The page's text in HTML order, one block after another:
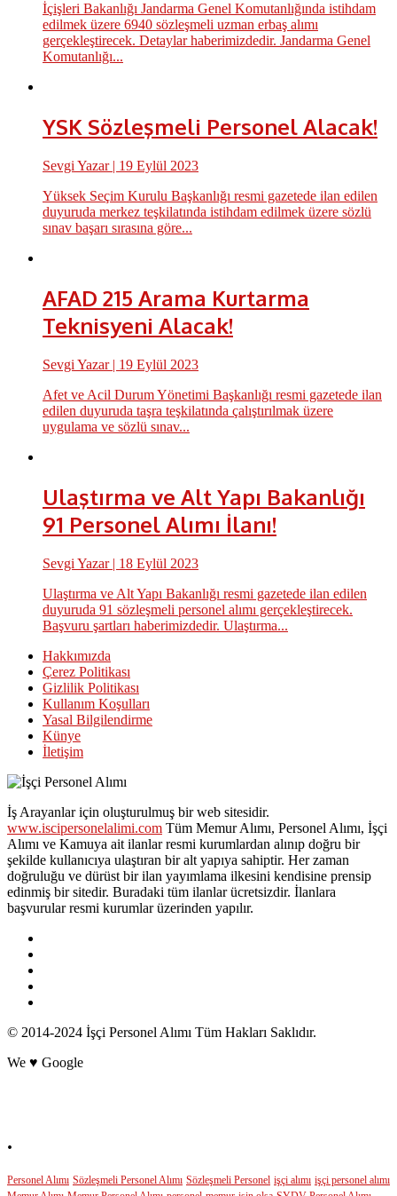
İçişleri Bakanlığı Jandarma Genel Komutanlığında istihdam
edilmek üzere 6940 sözleşmeli uzman erbaş alımı
gerçekleştirecek. Detaylar haberimizdedir. Jandarma Genel
Komutanlığı...
YSK Sözleşmeli Personel Alacak!
Sevgi Yazar| 19 Eylül 2023
Yüksek Seçim Kurulu Başkanlığı resmi gazetede ilan edilen
duyuruda merkez teşkilatında istihdam edilmek üzere sözlü
sınav başarı sırasına göre...
AFAD 215 Arama Kurtarma
Teknisyeni Alacak!
Sevgi Yazar| 19 Eylül 2023
Afet ve Acil Durum Yönetimi Başkanlığı resmi gazetede ilan
edilen duyuruda taşra teşkilatında çalıştırılmak üzere
uygulama ve sözlü sınav...
Ulaştırma ve Alt Yapı Bakanlığı
91 Personel Alımı İlanı!
Sevgi Yazar| 18 Eylül 2023
Ulaştırma ve Alt Yapı Bakanlığı resmi gazetede ilan edilen
duyuruda 91 sözleşmeli personel alımı gerçekleştirecek.
Başvuru şartları haberimizdedir. Ulaştırma...
Hakkımızda
Çerez Politikası
Gizlilik Politikası
Kullanım Koşulları
Yasal Bilgilendirme
Künye
İletişim
İş Arayanlar için oluşturulmuş bir web sitesidir.
www.iscipersonelalimi.com Tüm Memur Alımı, Personel Alımı, İşçi
Alımı ve Kamuya ait ilanlar resmi kurumlardan alınıp doğru bir
şekilde kullanıcıya ulaştıran bir alt yapıya sahiptir. Her zaman
doğruluğu ve dürüst bir ilan yayımlama ilkesini kendisine prensip
edinmiş bir sitedir. Buradaki tüm ilanlar ücretsizdir. İlanlara
başvurular resmi kurumlar üzerinden yapılır.
© 2014-2024 İşçi Personel Alımı Tüm Hakları Saklıdır.
We ♥ Google
.
Personel Alımı Sözleşmeli Personel Alımı Sözleşmeli Personel işçi alımı işçi personel alımı